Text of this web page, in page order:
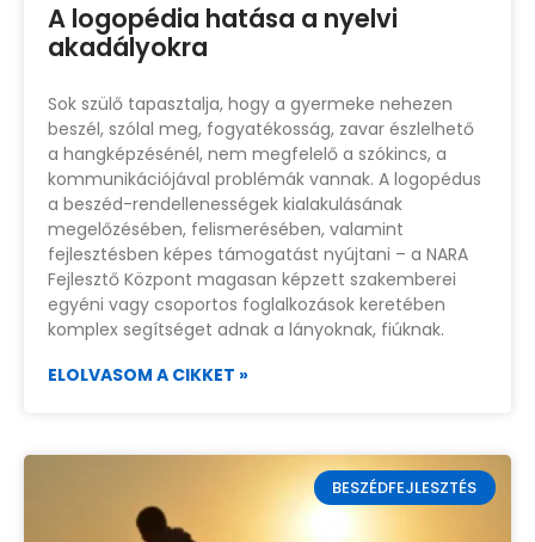
A logopédia hatása a nyelvi
akadályokra
Sok szülő tapasztalja, hogy a gyermeke nehezen
beszél, szólal meg, fogyatékosság, zavar észlelhető
a hangképzésénél, nem megfelelő a szókincs, a
kommunikációjával problémák vannak. A logopédus
a beszéd-rendellenességek kialakulásának
megelőzésében, felismerésében, valamint
fejlesztésben képes támogatást nyújtani – a NARA
Fejlesztő Központ magasan képzett szakemberei
egyéni vagy csoportos foglalkozások keretében
komplex segítséget adnak a lányoknak, fiúknak.
ELOLVASOM A CIKKET »
BESZÉDFEJLESZTÉS